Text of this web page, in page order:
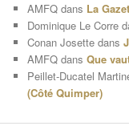
AMFQ dans La
Dominique Le Corre
Conan Josette dans
AMFQ dansQue
Peillet-Ducatel
(Côté Quimper)